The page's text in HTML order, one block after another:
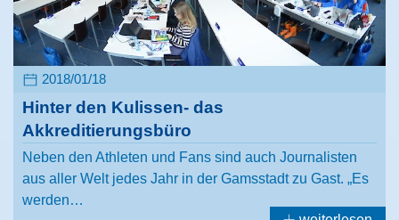
2018/01/18
Hinter den Kulissen- das
Akkreditierungsbüro
Neben den Athleten und Fans sind auch Journalisten
aus aller Welt jedes Jahr in der Gamsstadt zu Gast. „Es
werden…